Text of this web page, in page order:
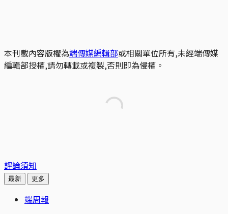
本刊載內容版權為端傳媒編輯部或相關單位所有,未經端傳媒
編輯部授權,請勿轉載或複製,否則即為侵權。
評論須知
最新 更多
端周報